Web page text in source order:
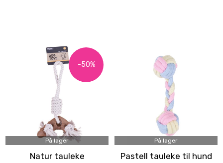
-50%
På lager
Natur tauleke
På lager
Pastell tauleke til hund